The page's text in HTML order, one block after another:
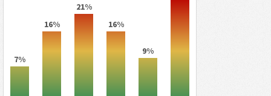
7%
16%
21%
16%
9%